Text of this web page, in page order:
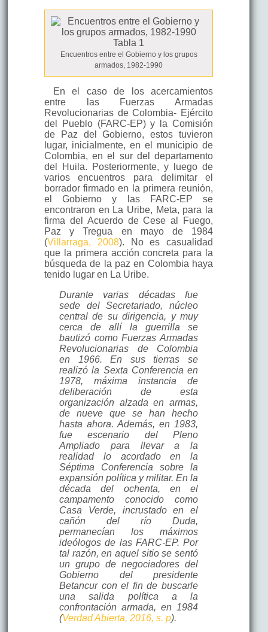
Tabla 1
Encuentros entre el Gobierno y los grupos
armados, 1982-1990
En el caso de los acercamientos
entre las Fuerzas Armadas
Revolucionarias de Colombia- Ejército
del Pueblo (FARC-EP) y la Comisión
de Paz del Gobierno, estos tuvieron
lugar, inicialmente, en el municipio de
Colombia, en el sur del departamento
del Huila. Posteriormente, y luego de
varios encuentros para delimitar el
borrador firmado en la primera reunión,
el Gobierno y las FARC-EP se
encontraron en La Uribe, Meta, para la
firma del Acuerdo de Cese al Fuego,
Paz y Tregua en mayo de 1984
(Villarraga, 2008). No es casualidad
que la primera acción concreta para la
búsqueda de la paz en Colombia haya
tenido lugar en La Uribe.
Durante varias décadas fue
sede del Secretariado, núcleo
central de su dirigencia, y muy
cerca de allí la guerrilla se
bautizó como Fuerzas Armadas
Revolucionarias de Colombia
en 1966. En sus tierras se
realizó la Sexta Conferencia en
1978, máxima instancia de
deliberación de esta
organización alzada en armas,
de nueve que se han hecho
hasta ahora. Además, en 1983,
fue escenario del Pleno
Ampliado para llevar a la
realidad lo acordado en la
Séptima Conferencia sobre la
expansión política y militar. En la
década del ochenta, en el
campamento conocido como
Casa Verde, incrustado en el
cañón del río Duda,
permanecían los máximos
ideólogos de las FARC-EP. Por
tal razón, en aquel sitio se sentó
un grupo de negociadores del
Gobierno del presidente
Betancur con el fin de buscarle
una salida política a la
confrontación armada, en 1984
(Verdad Abierta, 2016, s. p).